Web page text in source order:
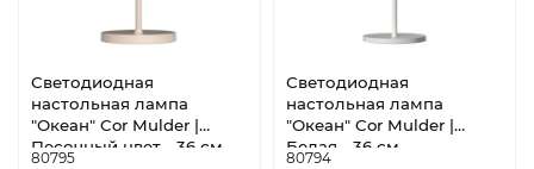
Светодиодная
настольная лампа
"Океан" Cor Mulder |
Песочный цвет - 36 см
80795
Светодиодная
настольная лампа
"Океан" Cor Mulder |
Белая - 36 см
80794